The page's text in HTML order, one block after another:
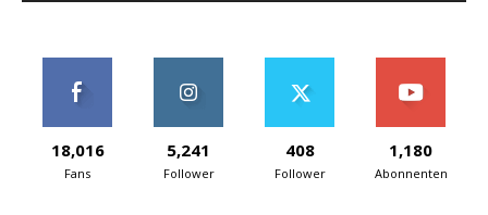
18,016
Fans
5,241
Follower
408
Follower
1,180
Abonnenten